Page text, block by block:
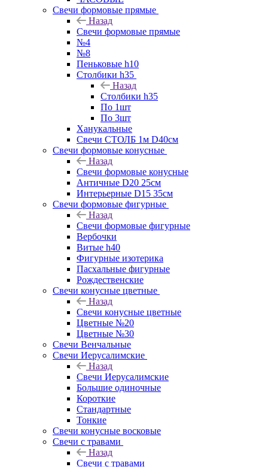
Свечи формовые прямые
Назад
Свечи формовые прямые
№4
№8
Пеньковые h10
Столбики h35
Назад
Столбики h35
По 1шт
По 3шт
Ханукальные
Свечи СТОЛБ 1м D40см
Свечи формовые конусные
Назад
Свечи формовые конусные
Античные D20 25см
Интерьерные D15 35см
Свечи формовые фигурные
Назад
Свечи формовые фигурные
Вербочки
Витые h40
Фигурные изотерика
Пасхальные фигурные
Рождественские
Свечи конусные цветные
Назад
Свечи конусные цветные
Цветные №20
Цветные №30
Свечи Венчальные
Свечи Иерусалимские
Назад
Свечи Иерусалимские
Большие одиночные
Короткие
Стандартные
Тонкие
Свечи конусные восковые
Свечи с травами
Назад
Свечи с травами